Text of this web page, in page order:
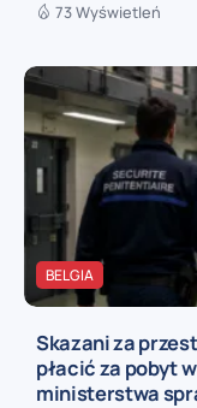
73 Wyświetleń
BELGIA
Skazani za
płacić za pobyt
ministerstwa